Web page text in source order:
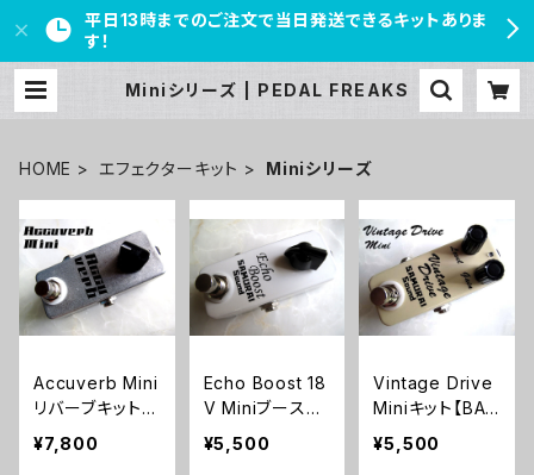
平日13時までのご注文で当日発送できるキットありま
す！
Miniシリーズ | PEDAL FREAKS
HOME エフェクターキット Miniシリーズ
Accuverb Mini
リバーブキット
【BASIC KIT】
¥7,800
Echo Boost 18
V Miniブースタ
ー【BASIC KIT】
¥5,500
Vintage Drive
Miniキット【BAS
IC KIT】
¥5,500